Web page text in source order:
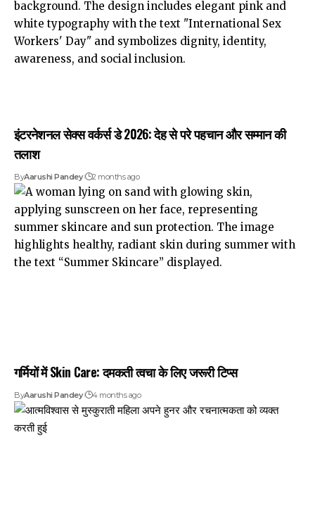
इंटरनेशनल सेक्स वर्कर्स डे 2026: देह से परे पहचान और सम्मान की
तलाश
ByAarushi Pandey 2 months ago
गर्मियों में Skin Care: दमकती त्वचा के लिए जरूरी टिप्स
ByAarushi Pandey 4 months ago